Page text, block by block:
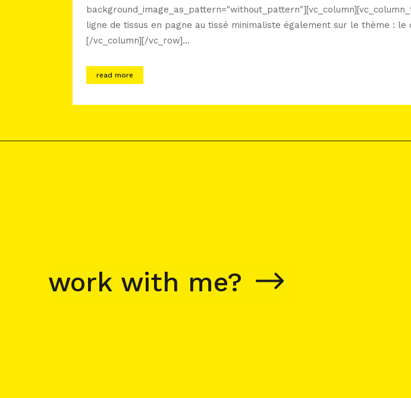
ligne de tissus en pagne au tissé minimaliste également sur le thème :
[/vc_column][/vc_row]...
read more
work with me?